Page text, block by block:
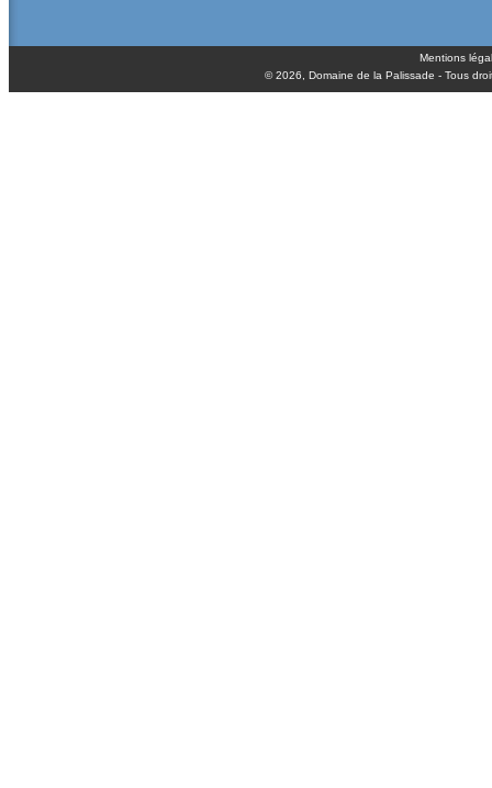
Mentions
© 2026, Domaine de la Palissade - Tous